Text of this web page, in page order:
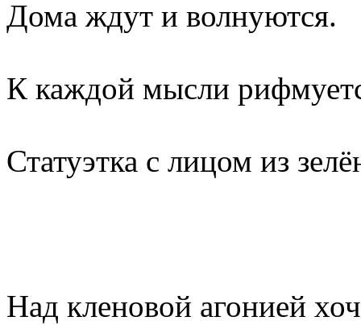
Дома ждут и волнуются.
К каждой мысли
Статуэтка с лицом из
Над кленовой агонией